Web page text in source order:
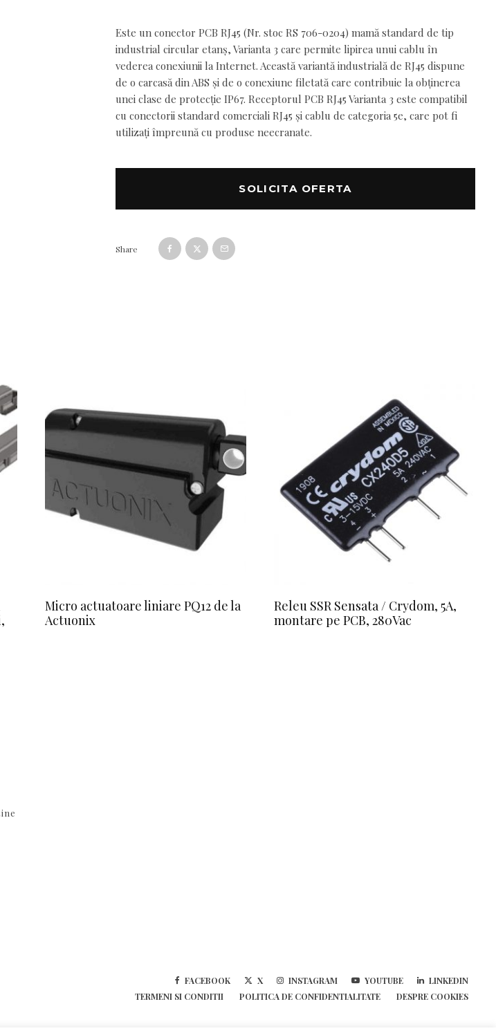
Este un conector PCB RJ45 (Nr. stoc RS 706-0204) mamă standard de tip
industrial circular etanș, Varianta 3 care permite lipirea unui cablu în
vederea conexiunii la Internet. Această variantă industrială de RJ45 dispune
de o carcasă din ABS și de o conexiune filetată care contribuie la obținerea
unei clase de protecție IP67. Receptorul PCB RJ45 Varianta 3 este compatibil
cu conectorii standard comerciali RJ45 și cablu de categoria 5e, care pot fi
utilizați împreună cu produse neecranate.
SOLICITA OFERTA
Share
Micro actuatoare liniare PQ12 de la
Actuonix
Releu SSR Sensata / Crydom, 5A,
montare pe PCB, 280Vac
FACEBOOK X INSTAGRAM YOUTUBE
LINKEDIN
TERMENI SI CONDITII
POLITICA DE CONFIDENTIALITATE DESPRE COOKIES